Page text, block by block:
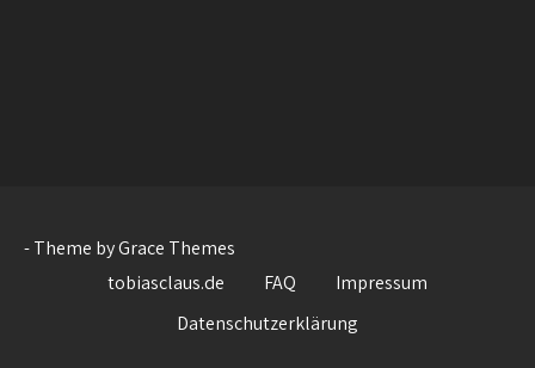
- Theme by Grace Themes
tobiasclaus.de
FAQ
Impressum
Datenschutzerklärung